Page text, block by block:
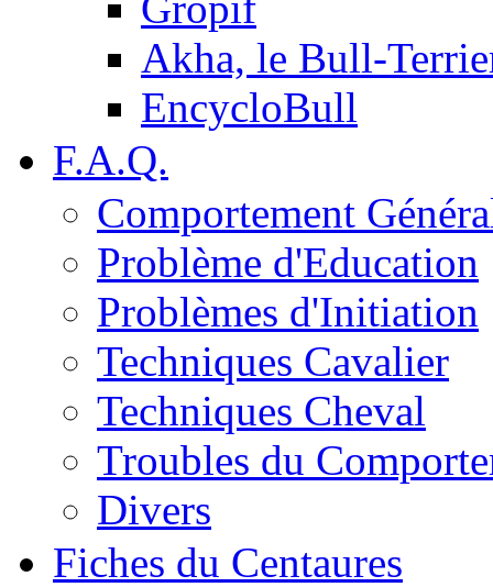
Akha, le Bull-
EncycloBull
F.A.Q.
Comportement
Problème d'Education
Problèmes d'Initiation
Techniques Cavalier
Techniques Cheval
Troubles du
Divers
Fiches du Centaures